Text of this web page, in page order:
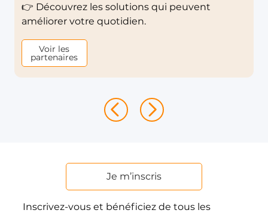
👉 Découvrez les solutions qui peuvent
améliorer votre quotidien.
Voir les
partenaires
Je m’inscris
Inscrivez-vous et bénéficiez de tous les